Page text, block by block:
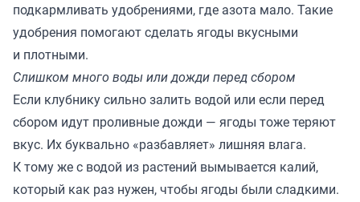
подкармливать удобрениями, где азота мало. Такие
удобрения помогают сделать ягоды вкусными
и плотными.
Слишком много воды или дожди перед сбором
Если клубнику сильно залить водой или если перед
сбором идут проливные дожди — ягоды тоже теряют
вкус. Их буквально «разбавляет» лишняя влага.
К тому же с водой из растений вымывается калий,
который как раз нужен, чтобы ягоды были сладкими.